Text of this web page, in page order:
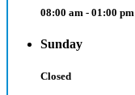
08:00 am - 01:00 pm
Sunday
Closed